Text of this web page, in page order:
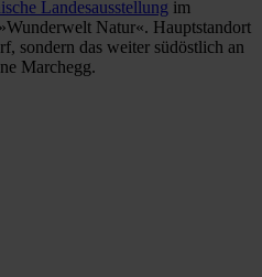
Landesausstellung im
Natur«. Hauptstandort
sondern das weiter südöstlich an
Marchegg.